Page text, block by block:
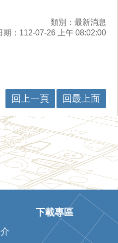
類別：最新消息
期：112-07-26 上午 08:02:00
回上一頁 回最上面
下載專區